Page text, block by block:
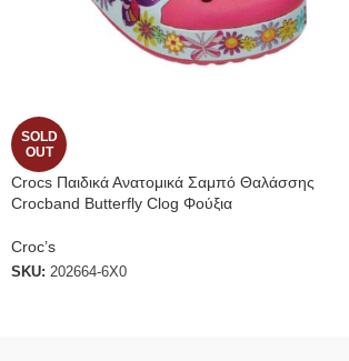
SOLD
OUT
Crocs Παιδικά Ανατομικά Σαμπό Θαλάσσης
Crocband Butterfly Clog Φούξια
Croc’s
SKU: 202664-6Χ0